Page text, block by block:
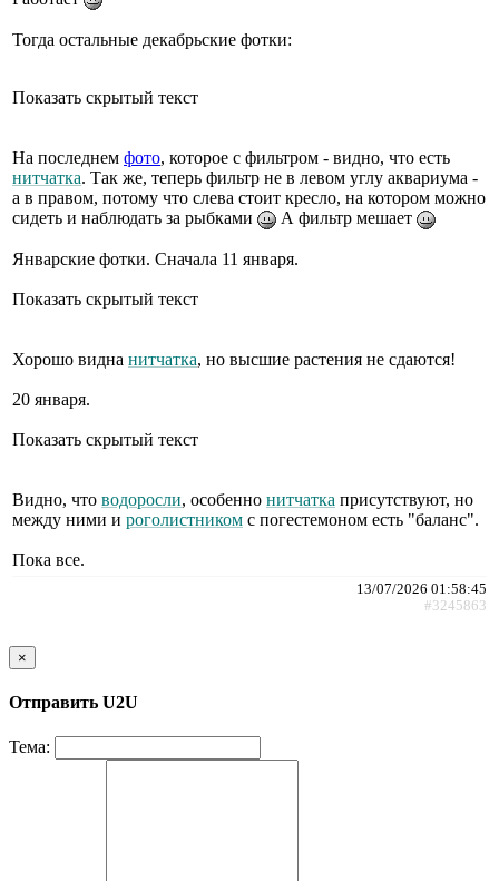
Тогда остальные декабрьские фотки:
Показать скрытый текст
На последнем фото, которое с фильтром - видно, что есть
нитчатка. Так же, теперь фильтр не в левом углу аквариума -
а в правом, потому что слева стоит кресло, на котором можно
сидеть и наблюдать за рыбками
А фильтр мешает
Январские фотки. Сначала 11 января.
Показать скрытый текст
Хорошо видна нитчатка, но высшие растения не сдаются!
20 января.
Показать скрытый текст
Видно, что водоросли, особенно нитчатка присутствуют, но
между ними и роголистником с погестемоном есть "баланс".
Пока все.
13/07/2026 01:58:45
#3245863
×
Отправить U2U
Тема: